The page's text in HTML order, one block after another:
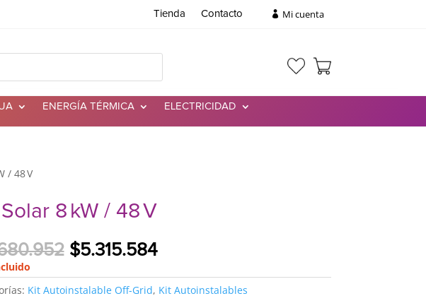
Tienda Contacto Mi cuenta
ENERGÍA TÉRMICA ELECTRICIDAD
/ 48 V
8 kW / 48 V
El
original
$5.315.584El
actual
Kit Autoinstalable Off-Grid, Kit Autoinstalables